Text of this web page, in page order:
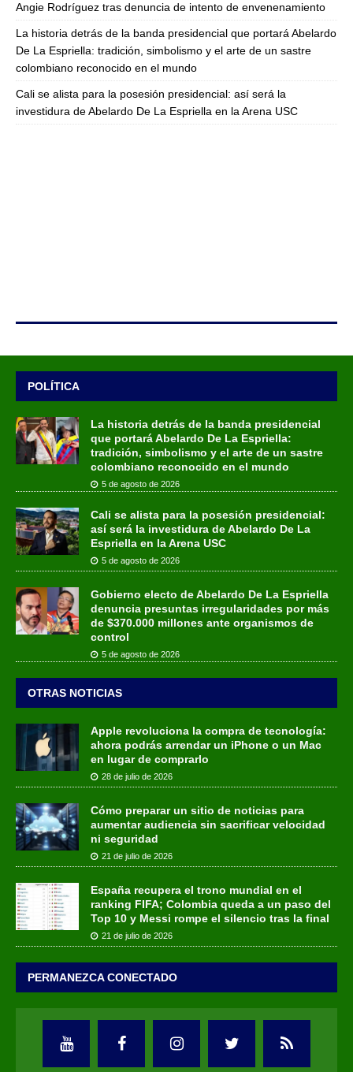
Angie Rodríguez tras denuncia de intento de envenenamiento
La historia detrás de la banda presidencial que portará Abelardo
De La Espriella: tradición, simbolismo y el arte de un sastre
colombiano reconocido en el mundo
Cali se alista para la posesión presidencial: así será la
investidura de Abelardo De La Espriella en la Arena USC
POLÍTICA
La historia detrás de la banda presidencial
que portará Abelardo De La Espriella:
tradición, simbolismo y el arte de un sastre
colombiano reconocido en el mundo
5 de agosto de 2026
Cali se alista para la posesión presidencial:
así será la investidura de Abelardo De La
Espriella en la Arena USC
5 de agosto de 2026
Gobierno electo de Abelardo De La Espriella
denuncia presuntas irregularidades por más
de $370.000 millones ante organismos de
control
5 de agosto de 2026
OTRAS NOTICIAS
Apple revoluciona la compra de tecnología:
ahora podrás arrendar un iPhone o un Mac
en lugar de comprarlo
28 de julio de 2026
Cómo preparar un sitio de noticias para
aumentar audiencia sin sacrificar velocidad
ni seguridad
21 de julio de 2026
España recupera el trono mundial en el
ranking FIFA; Colombia queda a un paso del
Top 10 y Messi rompe el silencio tras la final
21 de julio de 2026
PERMANEZCA CONECTADO